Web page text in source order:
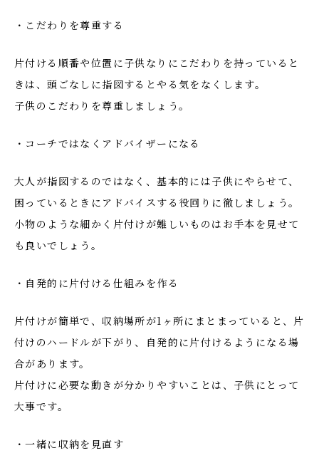
・こだわりを尊重する
片付ける順番や位置に子供なりにこだわりを持っていると
きは、頭ごなしに指図するとやる気をなくします。
子供のこだわりを尊重しましょう。
・コーチではなくアドバイザーになる
大人が指図するのではなく、基本的には子供にやらせて、
困っているときにアドバイスする役回りに徹しましょう。
小物のような細かく片付けが難しいものはお手本を見せて
も良いでしょう。
・自発的に片付ける仕組みを作る
片付けが簡単で、収納場所が1ヶ所にまとまっていると、片
付けのハードルが下がり、自発的に片付けるようになる場
合があります。
片付けに必要な動きが分かりやすいことは、子供にとって
大事です。
・一緒に収納を見直す